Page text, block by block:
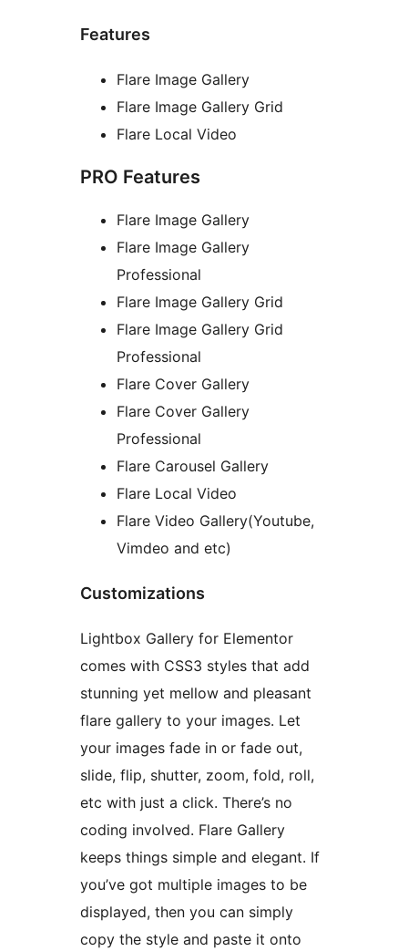
Features
Flare Image Gallery
Flare Image Gallery Grid
Flare Local Video
PRO Features
Flare Image Gallery
Flare Image Gallery
Professional
Flare Image Gallery Grid
Flare Image Gallery Grid
Professional
Flare Cover Gallery
Flare Cover Gallery
Professional
Flare Carousel Gallery
Flare Local Video
Flare Video Gallery(Youtube,
Vimdeo and etc)
Customizations
Lightbox Gallery for Elementor
comes with CSS3 styles that add
stunning yet mellow and pleasant
flare gallery to your images. Let
your images fade in or fade out,
slide, flip, shutter, zoom, fold, roll,
etc with just a click. There’s no
coding involved. Flare Gallery
keeps things simple and elegant. If
you’ve got multiple images to be
displayed, then you can simply
copy the style and paste it onto